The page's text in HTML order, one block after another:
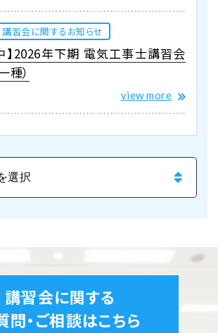
講習会に関するお知らせ
】2026年下期 電気工事士講習会
種）
view more
講習会に関する
問・ご相談はこちら